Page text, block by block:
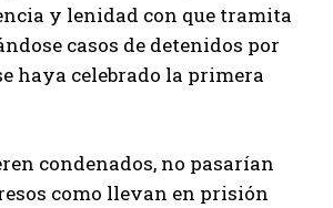
y lenidad con que tramita
casos de detenidos por
haya celebrado la primera
condenados, no pasarían
como llevan en prisión